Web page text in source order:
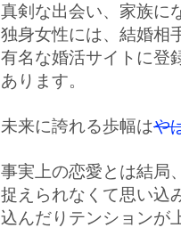
真剣な出会い、家族に
独身女性には、結婚相
有名な婚活サイトに登
あります。
未来に誇れる歩幅はや
事実上の恋愛とは結局
捉えられなくて思い込
込んだりテンションが